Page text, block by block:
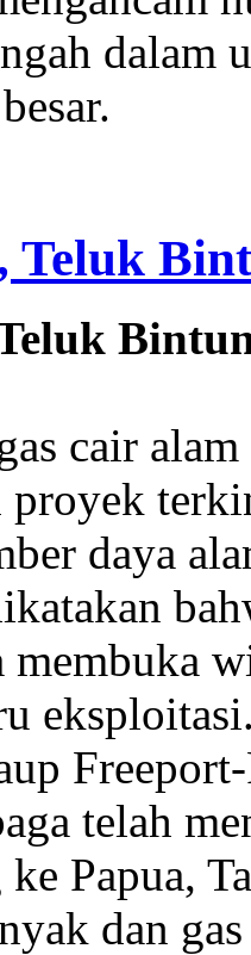
dalam
Teluk
cair
daya
membuka
telah
Papua,
dan